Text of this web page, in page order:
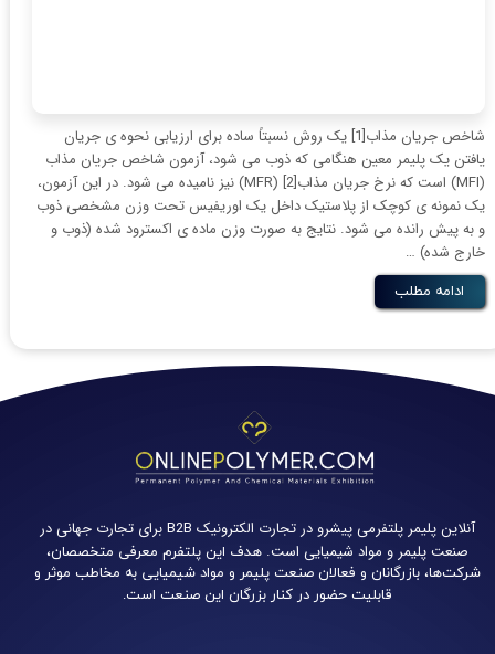
شاخص جریان مذاب[1] یک روش نسبتاً ساده برای ارزیابی نحوه ­ی جریان
یافتن یک پلیمر معین هنگامی که ذوب می‌ شود، آزمون شاخص جریان مذاب
(MFI) است که نرخ جریان مذاب[2] (MFR) نیز نامیده می ‌شود. در این آزمون،
یک نمونه ­ی کوچک از پلاستیک داخل یک اوریفیس تحت وزن مشخصی ذوب
و به پیش رانده می ‌شود. نتایج به صورت وزن ماده­ ی اکسترود شده (ذوب و
خارج شده) …
ادامه مطلب
آنلاین پلیمر پلتفرمی پیشرو در تجارت الکترونیک B2B برای تجارت جهانی در
صنعت پلیمر و مواد شیمیایی است.هدف این پلتفرم معرفی متخصصان،
شرکت‌ها، بازرگانان و فعالان صنعت پلیمر و مواد شیمیایی به مخاطب موثر و
قابلیت حضور در کنار بزرگان این صنعت است.